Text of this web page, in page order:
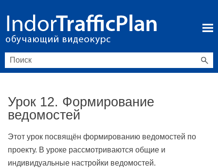
Урок 12. Формирование
ведомостей
Этот урок посвящён формированию ведомостей по
проекту. В уроке рассмотриваются общие и
индивидуальные настройки ведомостей.